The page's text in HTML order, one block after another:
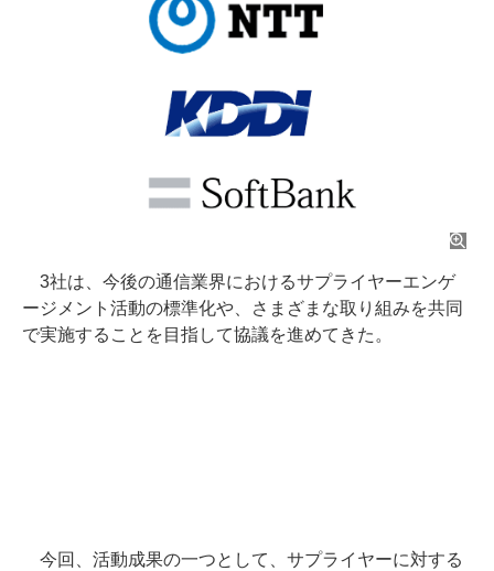
3社は、今後の通信業界におけるサプライヤーエンゲ
ージメント活動の標準化や、さまざまな取り組みを共同
で実施することを目指して協議を進めてきた。
今回、活動成果の一つとして、サプライヤーに対する